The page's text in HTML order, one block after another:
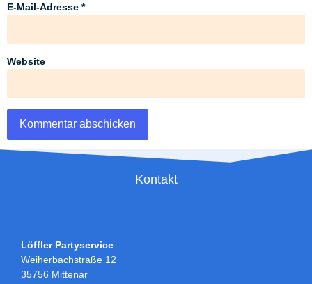
E-Mail-Adresse *
Website
Kontakt
Löffler Partyservice
Weiherbachstraße 12
35756 Mittenar